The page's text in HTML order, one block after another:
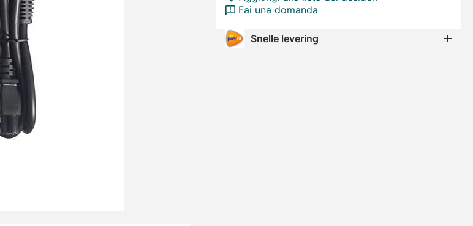
Fai una domanda
Snelle levering